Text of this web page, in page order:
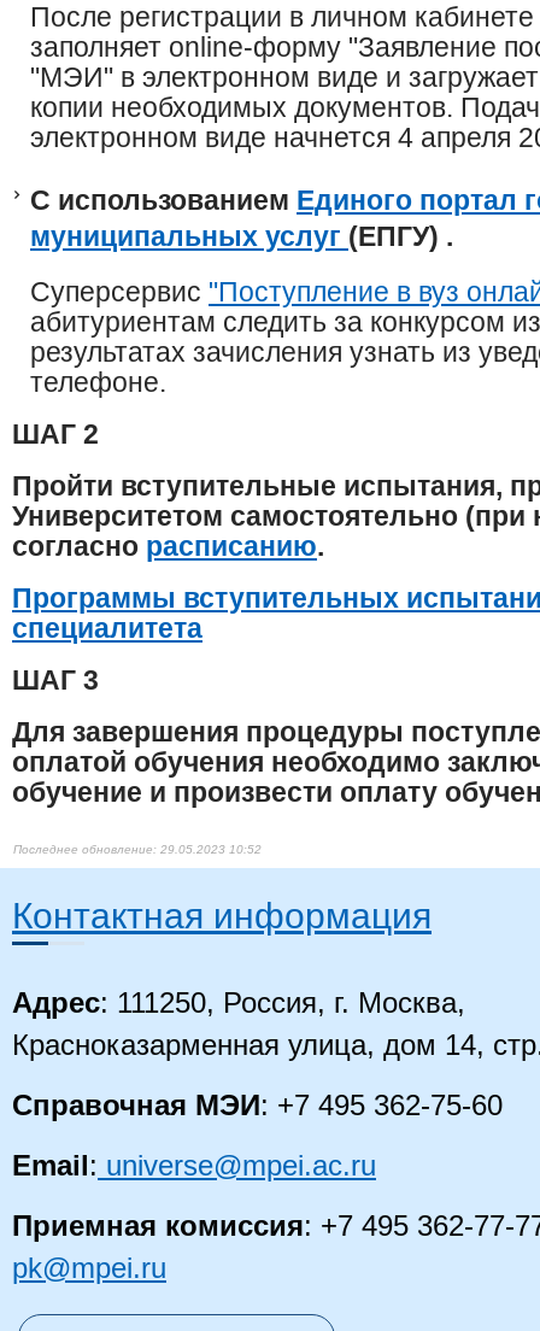
После регистрации в личном
заполняет online-форму "Заявление
"МЭИ" в электронном виде и
копии необходимых документов.
электронном виде начнется 4 апреля
С использованием Единого портал
муниципальных услуг (ЕПГУ) .
Суперсервис "Поступление в вуз
абитуриентам следить за конкурсом
результатах зачисления узнать из
телефоне.
ШАГ 2
Пройти вступительные испытания,
Университетом самостоятельно (при
согласно расписанию.
Программы вступительных
специалитета
ШАГ 3
Для завершения процедуры
оплатой обучения необходимо
обучение и произвести оплату
29.05.2023 10:52
Контактная информация
Адрес: 111250, Россия, г. Москва,
Красноказарменная улица, дом 14,
Справочная МЭИ: +7 495 362-75-60
Email: universe@mpei.ac.ru
Приемная комиссия: +7 495 362-77-
pk@mpei.ru